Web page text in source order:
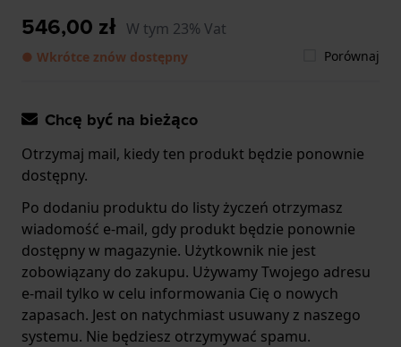
546,00 zł W tym 23% Vat
● Wkrótce znów dostępny Porównaj
Chcę być na bieżąco
Otrzymaj mail, kiedy ten produkt będzie ponownie
dostępny.
Po dodaniu produktu do listy życzeń otrzymasz
wiadomość e-mail, gdy produkt będzie ponownie
dostępny w magazynie. Użytkownik nie jest
zobowiązany do zakupu. Używamy Twojego adresu
e-mail tylko w celu informowania Cię o nowych
zapasach. Jest on natychmiast usuwany z naszego
systemu. Nie będziesz otrzymywać spamu.